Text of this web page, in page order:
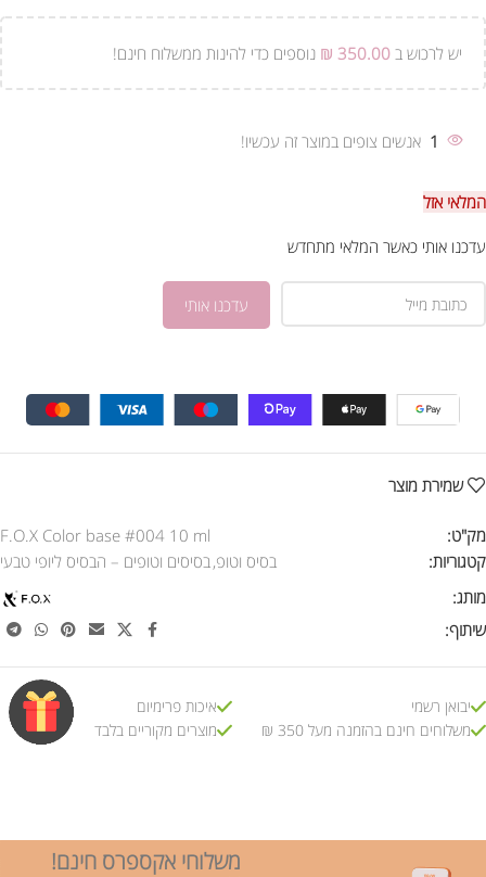
יש לרכוש ב ₪ 350.00 נוספים כדי להינות ממשלוח חינם!
1 אנשים צופים במוצר זה עכשיו!
המלאי אזל
עדכנו אותי כאשר המלאי מתחדש
שמירת מוצר
מק"ט:
F.O.X Color base #004 10 ml
קטגוריות:
בסיס וטופ, בסיסים וטופים – הבסיס ליופי טבעי
מותג:
שיתוף:
יבואן רשמי
משלוחים חינם בהזמנה מעל 350 ₪
איכות פרימיום
מוצרים מקוריים בלבד
משלוחי אקספרס חינם!